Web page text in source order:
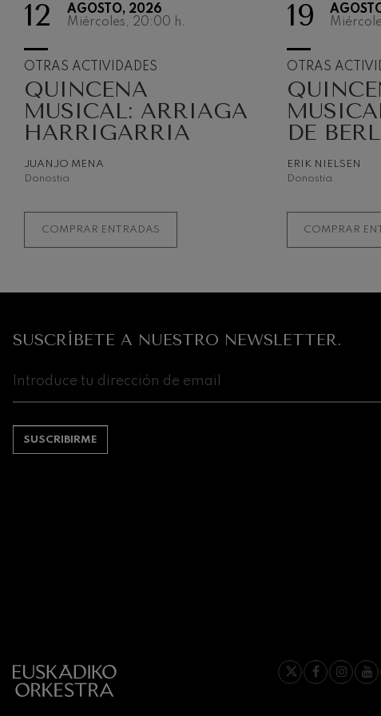
12
AGOSTO, 2026
Miércoles, 20:00 h.
OTRAS ACTIVIDADES
QUINCENA
MUSICAL: ARRIAGA
HARRIGARRIA
JUANJO MENA
Donostia
COMPRAR ENTRADAS
19
OTRAS
DE
ERIK NIELSEN
Donostia
COMPRAR
SUSCRÍBETE A NUESTRO NEWSLETTER.
SUSCRIBIRME